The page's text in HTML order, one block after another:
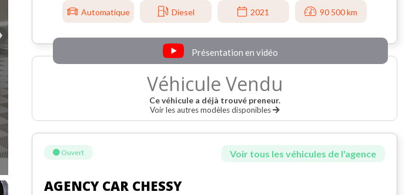
Automatique Diesel 2021 90 500 km
Présentation en vidéo
Véhicule Vendu
Ce véhicule a déjà trouvé preneur.
Voir les autres modèles disponibles
Ouvert Voir tous les véhicules de l'agence
AGENCY CAR CHESSY